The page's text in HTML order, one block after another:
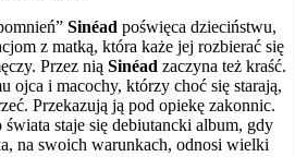
Sinéad poświęca dzieciństwu,
z matką, która każe jej rozbierać się
Przez nią Sinéad zaczyna też kraść.
ojca i macochy, którzy choć się starają,
Przekazują ją pod opiekę zakonnic.
świata staje się debiutancki album, gdy
na swoich warunkach, odnosi wielki